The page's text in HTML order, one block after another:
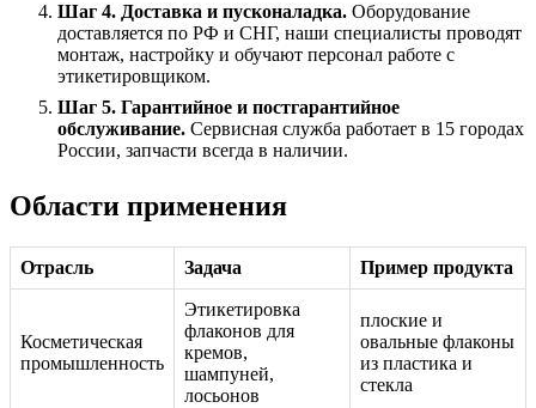
Шаг 4. Доставка и пусконаладка. Оборудование
доставляется по РФ и СНГ, наши специалисты проводят
монтаж, настройку и обучают персонал работе с
этикетировщиком.
Шаг 5. Гарантийное и постгарантийное
обслуживание. Сервисная служба работает в 15 городах
России, запчасти всегда в наличии.
Области применения
Отрасль Задача Пример продукта
Косметическая
промышленность
Этикетировка
флаконов для
кремов,
шампуней,
лосьонов
плоские и
овальные флаконы
из пластика и
стекла